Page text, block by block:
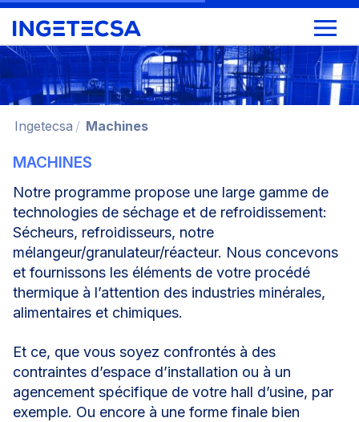
Ingetecsa Machines
MACHINES
Notre programme propose une large gamme de
technologies de séchage et de refroidissement:
Sécheurs, refroidisseurs, notre
mélangeur/granulateur/réacteur. Nous concevons
et fournissons les éléments de votre procédé
thermique à l’attention des industries minérales,
alimentaires et chimiques.
Et ce, que vous soyez confrontés à des
contraintes d’espace d’installation ou à un
agencement spécifique de votre hall d’usine, par
exemple. Ou encore à une forme finale bien